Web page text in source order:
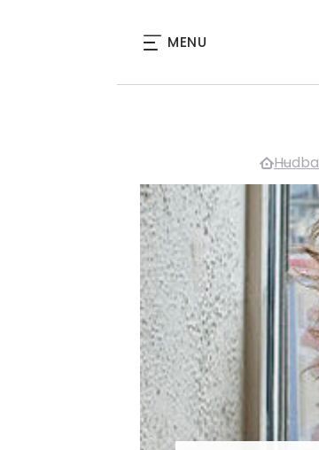
MENU
Hudba